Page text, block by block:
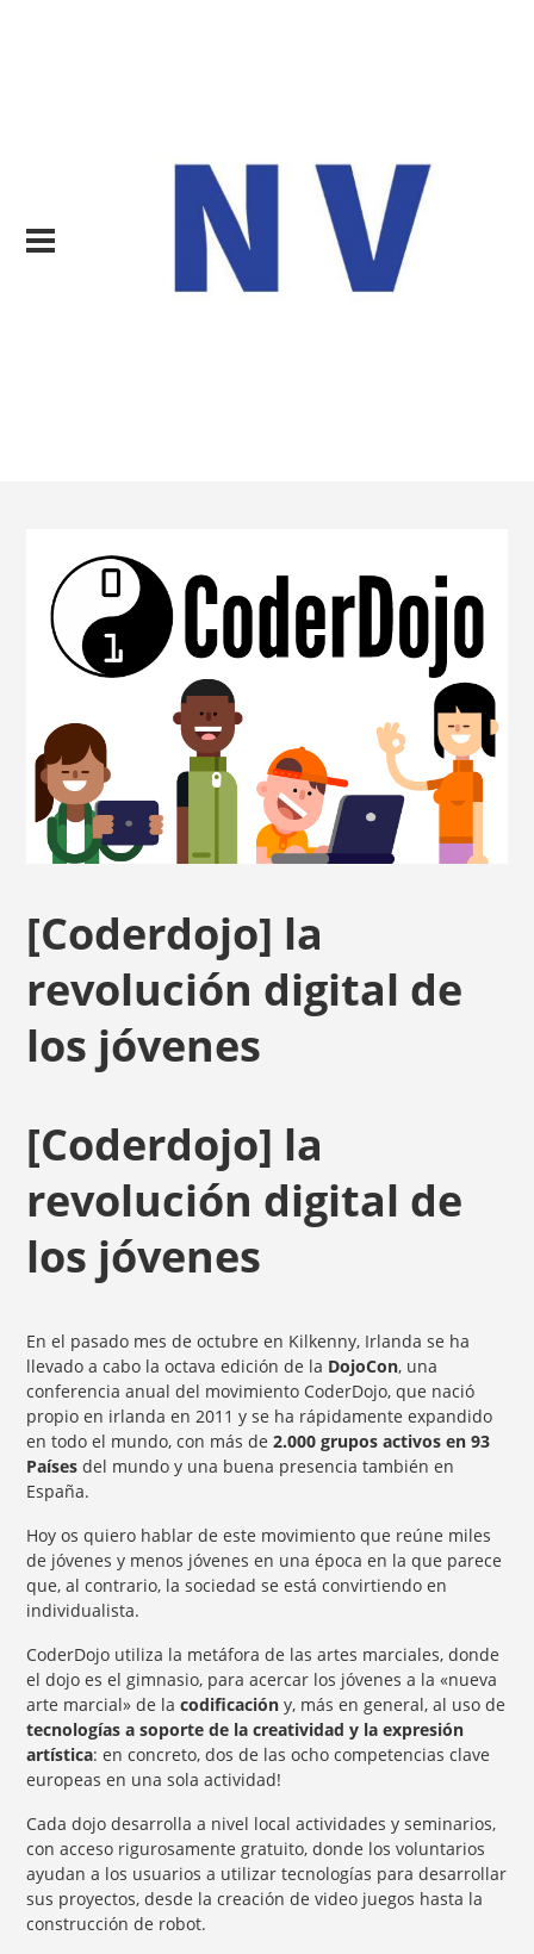
[Coderdojo] la
revolución digital de
los jóvenes
[Coderdojo] la
revolución digital de
los jóvenes
En el pasado mes de octubre en Kilkenny, Irlanda se ha
llevado a cabo la octava edición de la DojoCon, una
conferencia anual del movimiento CoderDojo, que nació
propio en irlanda en 2011 y se ha rápidamente expandido
en todo el mundo, con más de2.000 grupos activos en 93
Países del mundo y una buena presencia también en
España.
Hoy os quiero hablar de este movimiento que reúne miles
de jóvenes y menos jóvenes en una época en la que parece
que, al contrario, la sociedad se está convirtiendo en
individualista.
CoderDojo utiliza la metáfora de las artes marciales, donde
el dojo es el gimnasio, para acercar los jóvenes a la «nueva
arte marcial» de lacodificación y, más en general, al uso de
tecnologías a soporte de la creatividad y la expresión
artística: en concreto, dos de las ocho competencias clave
europeas en una sola actividad!
Cada dojo desarrolla a nivel local actividades y seminarios,
con acceso rigurosamente gratuito, donde los voluntarios
ayudan a los usuarios a utilizar tecnologías para desarrollar
sus proyectos, desde la creación de video juegos hasta la
construcción de robot.